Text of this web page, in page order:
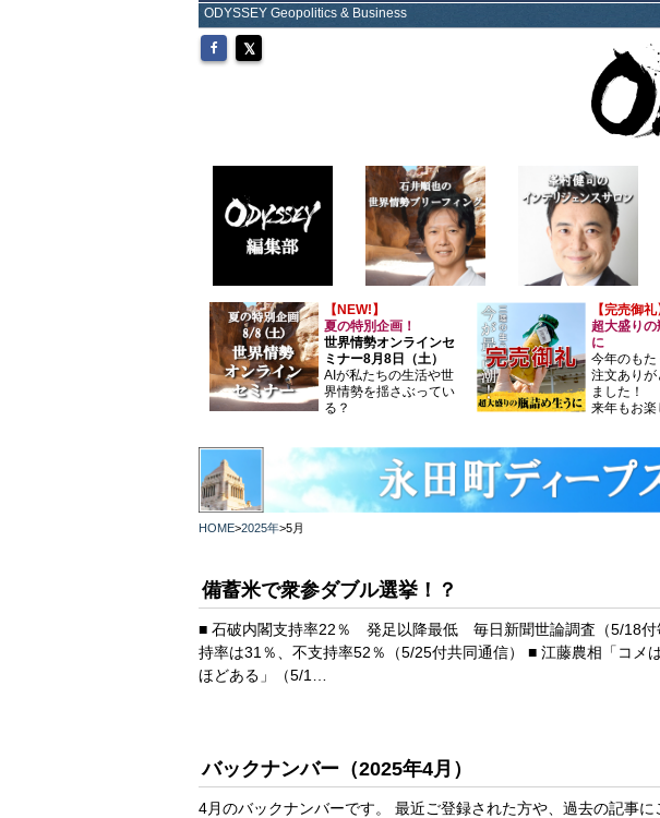
ODYSSEY Geopolitics & Business
【NEW!】
夏の特別企画！
世界情勢オンラインセ
ミナー8月8日（土）
AIが私たちの生活や世
界情勢を揺さぶってい
る？
【完売御礼
超大盛りの
に
今年のも
注文あり
ました！
来年もお楽
HOME>2025年>5月
備蓄米で衆参ダブル選挙！？
■ 石破内閣支持率22％ 発足以降最低 毎日新聞世論調査（5/18付
持率は31％、不支持率52％（5/25付共同通信） ■ 江藤農相「コメ
ほどある」（5/1…
バックナンバー（2025年4月）
4月のバックナンバーです。 最近ご登録された方や、過去の記事